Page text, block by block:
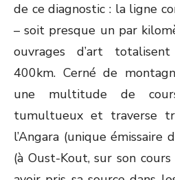
de ce diagnostic : la ligne
– soit presque un par
ouvrages d’art
400km. Cerné de
une multitude de
tumultueux et traverse
l’Angara (unique émissaire
(à Oust-Kout, sur son